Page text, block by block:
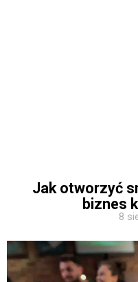
Jak otworzyć
biznes
8